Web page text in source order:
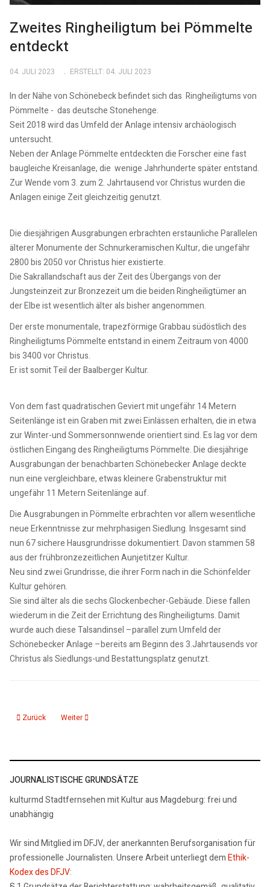
Zweites Ringheiligtum bei Pömmelte
entdeckt
04. JULI 2023 ERSTELLT: 04. JULI 2023
In der Nähe von Schönebeck befindet sich das Ringheiligtums von
Pömmelte - das deutsche Stonehenge.
Seit 2018 wird das Umfeld der Anlage intensiv archäologisch
untersucht.
Neben der Anlage Pömmelte entdeckten die Forscher eine fast
baugleiche Kreisanlage, die wenige Jahrhunderte später entstand.
Zur Wende vom 3. zum 2. Jahrtausend vor Christus wurden die
Anlagen einige Zeit gleichzeitig genutzt.
Die diesjährigen Ausgrabungen erbrachten erstaunliche Parallelen
älterer Monumente der Schnurkeramischen Kultur, die ungefähr
2800 bis 2050 vor Christus hier existierte.
Die Sakrallandschaft aus der Zeit des Übergangs von der
Jungsteinzeit zur Bronzezeit um die beiden Ringheiligtümer an
der Elbe ist wesentlich älter als bisher angenommen.
Der erste monumentale, trapezförmige Grabbau südöstlich des
Ringheiligtums Pömmelte entstand in einem Zeitraum von 4000
bis 3400 vor Christus.
Er ist somit Teil der Baalberger Kultur.
Von dem fast quadratischen Geviert mit ungefähr 14 Metern
Seitenlänge ist ein Graben mit zwei Einlässen erhalten, die in etwa
zur Winter-und Sommersonnwende orientiert sind. Es lag vor dem
östlichen Eingang des Ringheiligtums Pömmelte. Die diesjährige
Ausgrabungan der benachbarten Schönebecker Anlage deckte
nun eine vergleichbare, etwas kleinere Grabenstruktur mit
ungefähr 11 Metern Seitenlänge auf.
Die Ausgrabungen in Pömmelte erbrachten vor allem wesentliche
neue Erkenntnisse zur mehrphasigen Siedlung. Insgesamt sind
nun 67 sichere Hausgrundrisse dokumentiert. Davon stammen 58
aus der frühbronzezeitlichen Aunjetitzer Kultur.
Neu sind zwei Grundrisse, die ihrer Form nach in die Schönfelder
Kultur gehören.
Sie sind älter als die sechs Glockenbecher-Gebäude. Diese fallen
wiederum in die Zeit der Errichtung des Ringheiligtums. Damit
wurde auch diese Talsandinsel –parallel zum Umfeld der
Schönebecker Anlage –bereits am Beginn des 3.Jahrtausends vor
Christus als Siedlungs-und Bestattungsplatz genutzt.
Vorheriger Beitrag: Rezension Rolf Nagel, Das Hundeauge
Zurück Nächster Beitrag: 8. Mai, Tag der Befreiung
Weiter
JOURNALISTISCHE GRUNDSÄTZE
kulturmd Stadtfernsehen mit Kultur aus Magdeburg: frei und
unabhängig
Wir sind Mitglied im DFJV, der anerkannten Berufsorganisation für
professionelle Journalisten. Unsere Arbeit unterliegt demEthik-
Kodex des DFJV: